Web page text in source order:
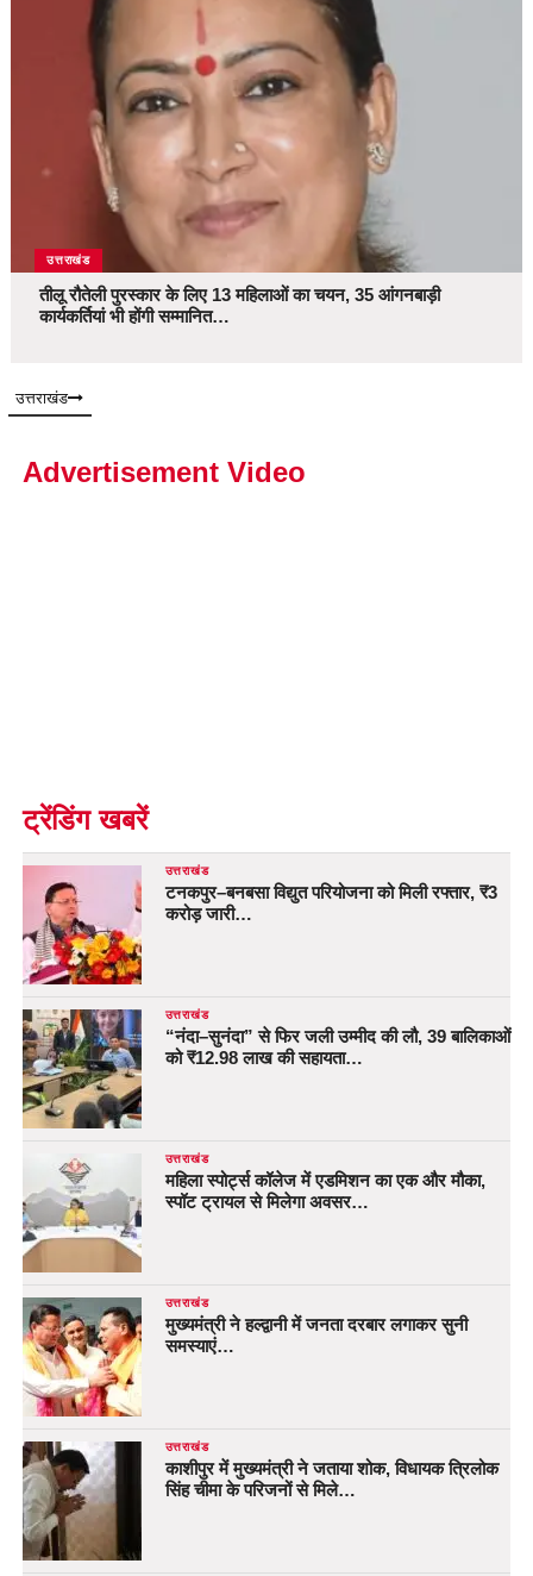
उत्तराखंड
तीलू रौतेली पुरस्कार के लिए 13 महिलाओं का चयन, 35 आंगनबाड़ी
कार्यकर्तियां भी होंगी सम्मानित…
उत्तराखंड
Advertisement Video
ट्रेंडिंग खबरें
उत्तराखंड
टनकपुर–बनबसा विद्युत परियोजना को मिली रफ्तार, ₹3
करोड़ जारी…
उत्तराखंड
“नंदा–सुनंदा” से फिर जली उम्मीद की लौ, 39 बालिकाओं
को ₹12.98 लाख की सहायता…
उत्तराखंड
महिला स्पोर्ट्स कॉलेज में एडमिशन का एक और मौका,
स्पॉट ट्रायल से मिलेगा अवसर…
उत्तराखंड
मुख्यमंत्री ने हल्द्वानी में जनता दरबार लगाकर सुनी
समस्याएं…
उत्तराखंड
काशीपुर में मुख्यमंत्री ने जताया शोक, विधायक त्रिलोक
सिंह चीमा के परिजनों से मिले…